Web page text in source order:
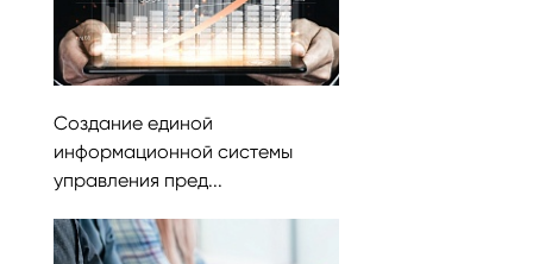
Создание единой
информационной системы
управления пред...